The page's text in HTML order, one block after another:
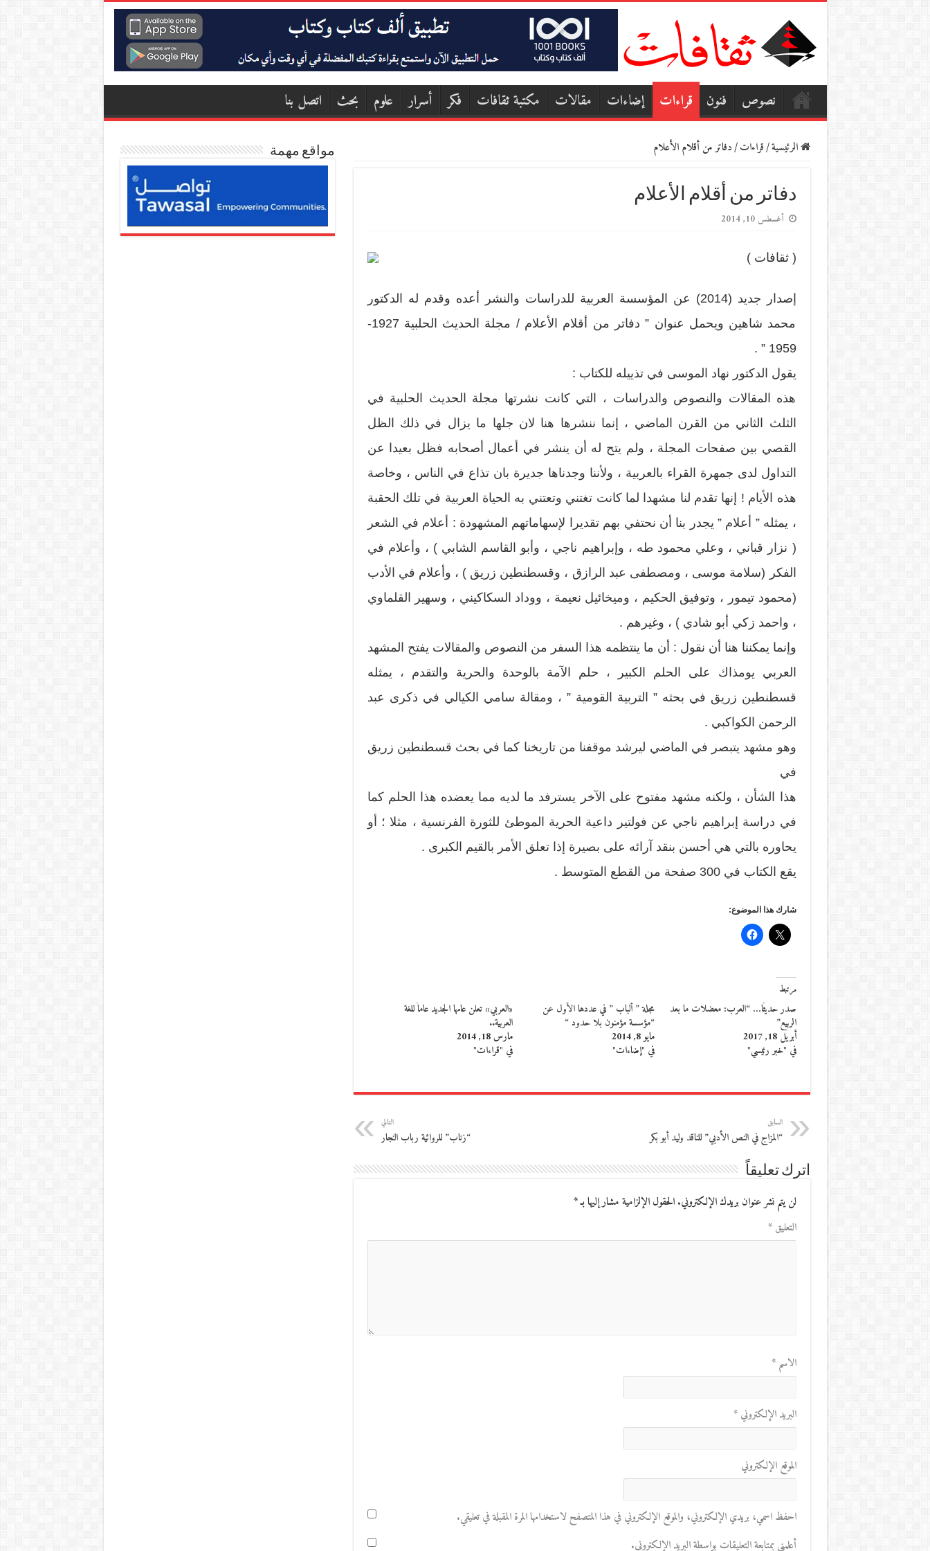
نصوص فنون قراءات إضاءات مقالات مكتبة ثقافات فكر أسرار علوم بحث اتصل بنا
الرئيسية/قراءات/دفاتر من أقلام الأعلام
دفاتر من أقلام الأعلام
أغسطس 10, 2014
( ثقافات )
إصدار جديد (2014) عن المؤسسة العربية للدراسات والنشر أعده وقدم له الدكتور
محمد شاهين ويحمل عنوان ” دفاتر من أقلام الأعلام / مجلة الحديث الحلبية 1927-
1959 ” .
يقول الدكتور نهاد الموسى في تذييله للكتاب :
هذه المقالات والنصوص والدراسات ، التي كانت نشرتها مجلة الحديث الحلبية في
الثلث الثاني من القرن الماضي ، إنما ننشرها هنا لان جلها ما يزال في ذلك الظل
القصي بين صفحات المجلة ، ولم يتح له أن ينشر في أعمال أصحابه فظل بعيدا عن
التداول لدى جمهرة القراء بالعربية ، ولأننا وجدناها جديرة بان تذاع في الناس ، وخاصة
هذه الأيام ! إنها تقدم لنا مشهدا لما كانت تغتني وتعتني به الحياة العربية في تلك الحقبة
، يمثله ” أعلام ” يجدر بنا أن نحتفي بهم تقديرا لإسهاماتهم المشهودة : أعلام في الشعر
( نزار قباني ، وعلي محمود طه ، وإبراهيم ناجي ، وأبو القاسم الشابي ) ، وأعلام في
الفكر (سلامة موسى ، ومصطفى عبد الرازق ، وقسطنطين زريق ) ، وأعلام في الأدب
(محمود تيمور ، وتوفيق الحكيم ، وميخائيل نعيمة ، ووداد السكاكيني ، وسهير القلماوي
، واحمد زكي أبو شادي ) ، وغيرهم .
وإنما يمكننا هنا أن نقول : أن ما ينتظمه هذا السفر من النصوص والمقالات يفتح المشهد
العربي يومذاك على الحلم الكبير ، حلم الآمة بالوحدة والحرية والتقدم ، يمثله
قسطنطين زريق في بحثه ” التربية القومية ” ، ومقالة سامي الكيالي في ذكرى عبد
الرحمن الكواكبي .
وهو مشهد يتبصر في الماضي ليرشد موقفنا من تاريخنا كما في بحث قسطنطين زريق
في
هذا الشأن ، ولكنه مشهد مفتوح على الآخر يسترفد ما لديه مما يعضده هذا الحلم كما
في دراسة إبراهيم ناجي عن فولتير داعية الحرية الموطئ للثورة الفرنسية ، مثلا ؛ أو
يحاوره بالتي هي أحسن بنقد آرائه على بصيرة إذا تعلق الأمر بالقيم الكبرى .
يقع الكتاب في 300 صفحة من القطع المتوسط .
شارك هذا الموضوع:
مرتبط
صدر حديثًا… “العرب: معضلات ما بعد
الربيع”
أبريل 18, 2017
في "خبر رئيسي"
مجلة ” ألباب ” في عددها الأول عن
“مؤسسة مؤمنون بلا حدود “
مايو 8, 2014
في "إضاءات"
«العربي» تعلن عامها الجديد عاماً للغة
العربية..
مارس 18, 2014
في "قراءات"
السابق
“المزاج في النص الأدبي” للناقد وليد أبو بكر
التالي
“زناب” للروائية رباب النجار
اترك تعليقاً
لن يتم نشر عنوان بريدك الإلكتروني. الحقول الإلزامية مشار إليها بـ*
التعليق*
الاسم*
البريد الإلكتروني*
الموقع الإلكتروني
احفظ اسمي، بريدي الإلكتروني، والموقع الإلكتروني في هذا المتصفح لاستخدامها المرة المقبلة في تعليقي.
أعلمني بمتابعة التعليقات بواسطة البريد الإلكتروني.
مواقع مهمة